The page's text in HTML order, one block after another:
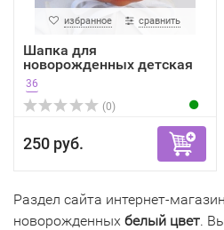
избранное сравнить
Шапка для
новорожденных детская
Bexa
36
(0)
250 руб.
Раздел сайта интернет-
новорожденных белый цвет.